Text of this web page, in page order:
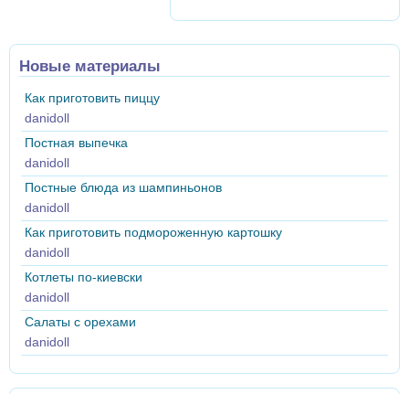
Новые материалы
Как приготовить пиццу
danidoll
Постная выпечка
danidoll
Постные блюда из шампиньонов
danidoll
Как приготовить подмороженную картошку
danidoll
Котлеты по-киевски
danidoll
Салаты с орехами
danidoll